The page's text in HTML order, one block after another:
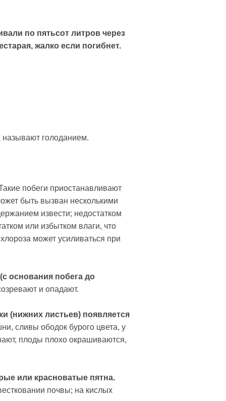
по пятьсот литров через
жалко если погибнет.
называют голоданием.
побеги приостанавливают
быть вызван несколькими
извести; недостатком
или избытком влаги, что
может усиливаться при
основания побега до
и опадают.
(нижних листьев) появляется
сливы ободок бурого цвета, у
плоды плохо окрашиваются,
или красноватые пятна.
почвы; на кислых